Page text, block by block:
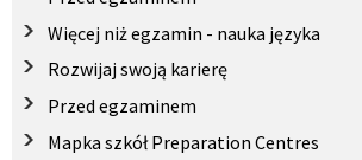
Więcej niż egzamin - nauka języka
Rozwijaj swoją karierę
Przed egzaminem
Mapka szkół Preparation Centres